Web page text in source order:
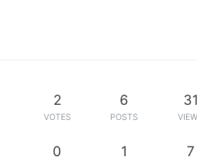
2
VOTES
6
POSTS
31
0 1 7